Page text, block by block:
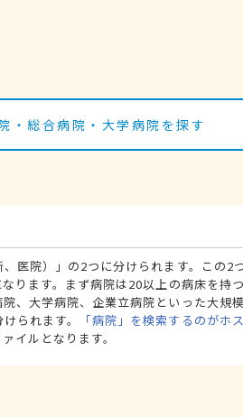
・総合病院・大学病院を探す
医院）」の2つに分けられます。この2
ります。まず病院は20以上の病床を持
、大学病院、企業立病院といった大規
られます。
「病院」を検索するのがホ
イルとなります。